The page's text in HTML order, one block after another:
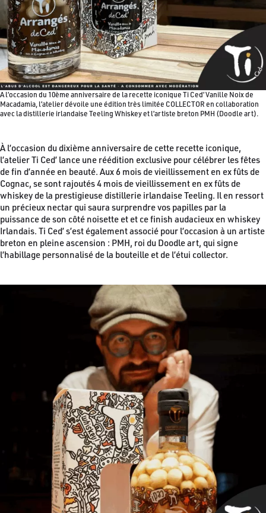
A l’occasion du 10ème anniversaire de la recette iconique Ti Ced’ Vanille Noix de
Macadamia, l’atelier dévoile une édition très limitée COLLECTOR en collaboration
avec la distillerie irlandaise Teeling Whiskey et l’artiste breton PMH (Doodle art).
À l’occasion du dixième anniversaire de cette recette iconique,
l’atelier Ti Ced’ lance une réédition exclusive pour célébrer les fêtes
de fin d’année en beauté. Aux 6 mois de vieillissement en ex fûts de
Cognac, se sont rajoutés 4 mois de vieillissement en ex fûts de
whiskey de la prestigieuse distillerie irlandaise Teeling. Il en ressort
un précieux nectar qui saura surprendre vos papilles par la
puissance de son côté noisette et et ce finish audacieux en whiskey
Irlandais. Ti Ced’ s’est également associé pour l’occasion à un artiste
breton en pleine ascension : PMH, roi du Doodle art, qui signe
l’habillage personnalisé de la bouteille et de l’étui collector.